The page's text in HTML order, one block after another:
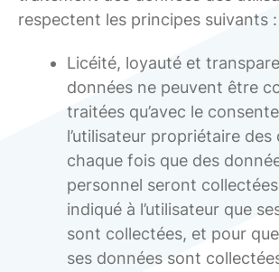
respectent les principes suivants :
Licéité, loyauté et
données ne peuvent être
traitées qu’avec le
l’utilisateur propriétaire des
chaque fois que des
personnel seront
indiqué à l’utilisateur que
sont collectées, et pour
ses données sont